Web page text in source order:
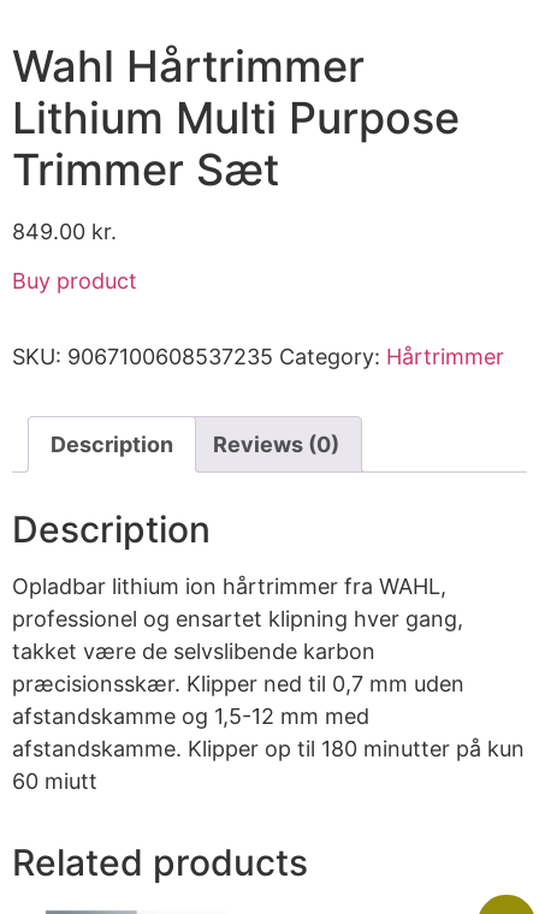
Wahl Hårtrimmer
Lithium Multi Purpose
Trimmer Sæt
849.00 kr.
Buy product
SKU: 9067100608537235 Category: Hårtrimmer
Description Reviews (0)
Description
Opladbar lithium ion hårtrimmer fra WAHL,
professionel og ensartet klipning hver gang,
takket være de selvslibende karbon
præcisionsskær. Klipper ned til 0,7 mm uden
afstandskamme og 1,5-12 mm med
afstandskamme. Klipper op til 180 minutter på kun
60 miutt
Related products